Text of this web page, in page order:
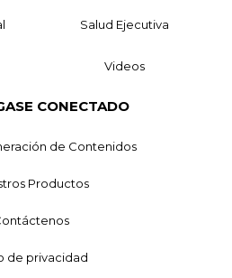
Salud Ejecutiva
Videos
CONECTADO
de Contenidos
Productos
de privacidad